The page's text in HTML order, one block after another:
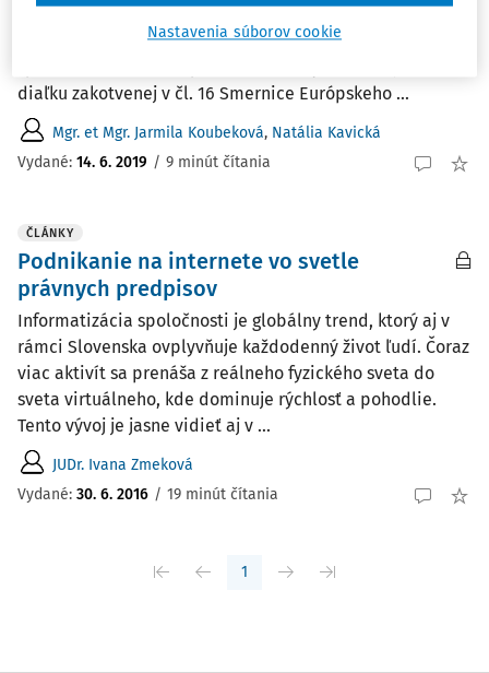
diaľku, konkrétne interpretáciou výnimky z práva
diaľku zakotvenej v čl. 16 Smernice Európskeho ...
Mgr. et Mgr. Jarmila Koubeková, Natália Kavická
Vydané: 14. 6. 2019 / 9 minút čítania
ČLÁNKY
Podnikanie na internete vo svetle
právnych predpisov
Informatizácia spoločnosti je globálny trend, ktorý aj v
rámci Slovenska ovplyvňuje každodenný život ľudí. Čoraz
viac aktivít sa prenáša z reálneho fyzického sveta do
sveta virtuálneho, kde dominuje rýchlosť a pohodlie.
Tento vývoj je jasne vidieť aj v ...
JUDr. Ivana Zmeková
Vydané: 30. 6. 2016 / 19 minút čítania
1
Nastavenia súborov cookie